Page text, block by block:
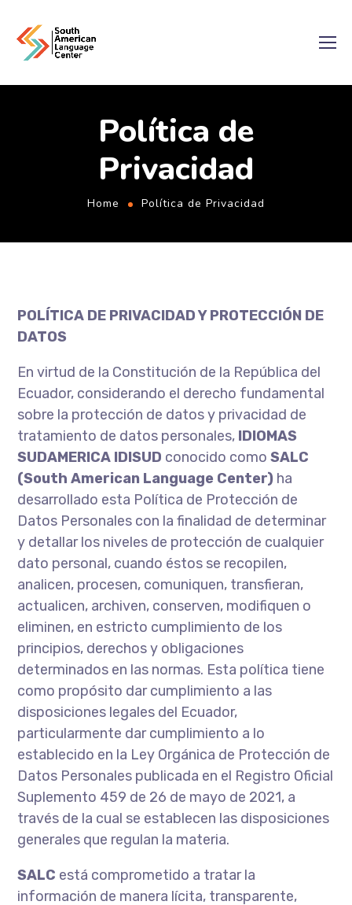
Política de
Privacidad
Home Política de Privacidad
POLÍTICA DE PRIVACIDAD Y PROTECCIÓN DE
DATOS
En virtud de la Constitución de la República del
Ecuador, considerando el derecho fundamental
sobre la protección de datos y privacidad de
tratamiento de datos personales, IDIOMAS
SUDAMERICA IDISUD conocido comoSALC
(South American Language Center) ha
desarrollado esta Política de Protección de
Datos Personales con la finalidad de determinar
y detallar los niveles de protección de cualquier
dato personal, cuando éstos se recopilen,
analicen, procesen, comuniquen, transfieran,
actualicen, archiven, conserven, modifiquen o
eliminen, en estricto cumplimiento de los
principios, derechos y obligaciones
determinados en las normas. Esta política tiene
como propósito dar cumplimiento a las
disposiciones legales del Ecuador,
particularmente dar cumplimiento a lo
establecido en la Ley Orgánica de Protección de
Datos Personales publicada en el Registro Oficial
Suplemento 459 de 26 de mayo de 2021, a
través de la cual se establecen las disposiciones
generales que regulan la materia.
SALC está comprometido a tratar la
información de manera lícita, transparente,